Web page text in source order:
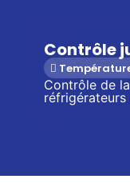
Contrôle
Contrôle de